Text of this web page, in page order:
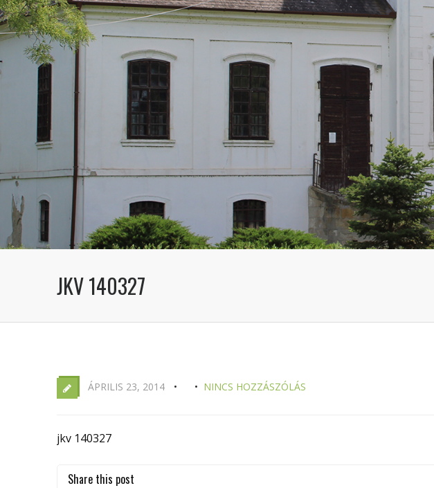
JKV 140327
ÁPRILIS 23, 2014 NINCS HOZZÁSZÓLÁS
jkv 140327
Share this post